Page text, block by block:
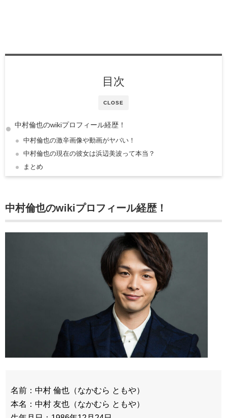
CLOSE
目次
中村倫也のwikiプロフィール経歴！
中村倫也の激辛画像や動画がヤバい！
中村倫也の現在の彼女は浜辺美波って本当？
まとめ
中村倫也のwikiプロフィール経歴！
名前：中村 倫也（なかむら ともや）
本名：中村 友也（なかむら ともや）